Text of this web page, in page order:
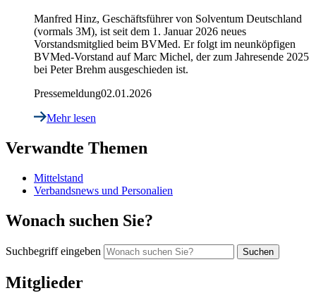
Manfred Hinz, Geschäftsführer von Solventum Deutschland
(vormals 3M), ist seit dem 1. Januar 2026 neues
Vorstandsmitglied beim BVMed. Er folgt im neunköpfigen
BVMed-Vorstand auf Marc Michel, der zum Jahresende 2025
bei Peter Brehm ausgeschieden ist.
Pressemeldung02.01.2026
Mehr lesen
Verwandte Themen
Mittelstand
Verbandsnews und Personalien
Wonach suchen Sie?
Suchbegriff eingeben
Mitglieder